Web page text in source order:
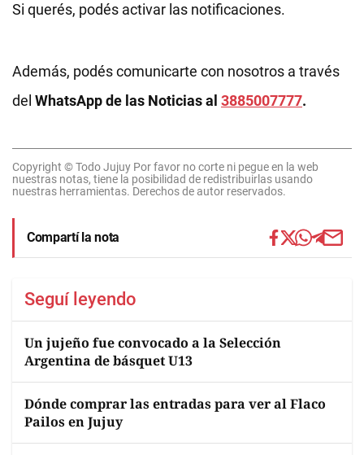
Si querés, podés activar las notificaciones.
Además, podés comunicarte con nosotros a través
del WhatsApp de las Noticias al 3885007777.
Copyright © Todo Jujuy Por favor no corte ni pegue en la web
nuestras notas, tiene la posibilidad de redistribuirlas usando
nuestras herramientas. Derechos de autor reservados.
Compartí la nota
Seguí leyendo
Un jujeño fue convocado a la Selección
Argentina de básquet U13
Dónde comprar las entradas para ver al Flaco
Pailos en Jujuy